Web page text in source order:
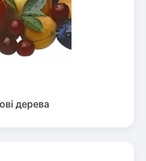
дерева